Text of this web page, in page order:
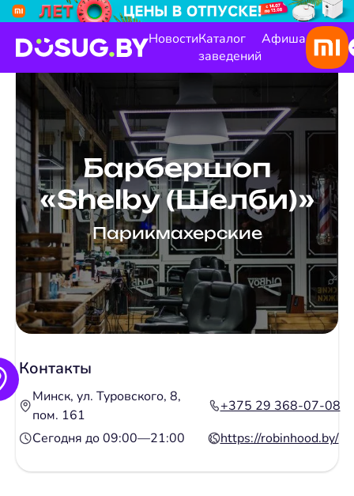
НовостиКаталог
заведений
Афиша
Барбершоп
«Shelby (Шелби)»
Парикмахерские
Контакты
Минск, ул. Туровского, 8,
пом. 161
+375 29 368-07-08
Сегодня до 09:00—21:00
https://robinhood.by/